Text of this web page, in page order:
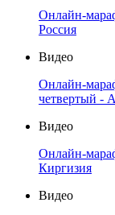
Онлайн-
Россия
Видео
Онлайн-
четвертый -
Видео
Онлайн-
Киргизия
Видео